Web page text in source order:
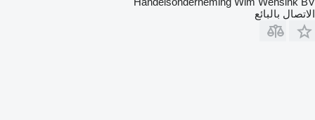
الاتصال بالبائع